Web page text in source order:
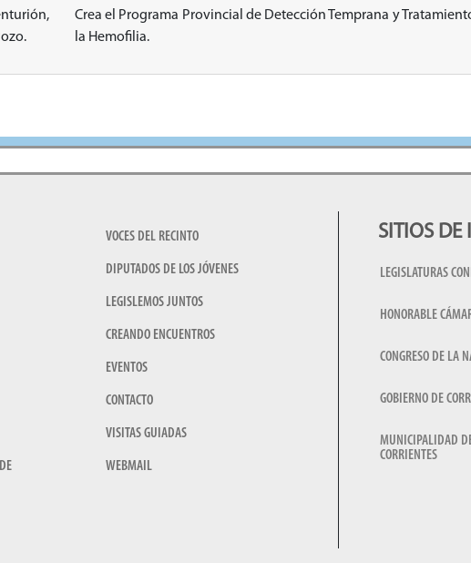
Crea el Programa Provincial de Detección Temprana y
la Hemofilia.
VOCES DEL RECINTO
DIPUTADOS DE LOS JÓVENES
LEGISLEMOS JUNTOS
CREANDO ENCUENTROS
EVENTOS
CONTACTO
VISITAS GUIADAS
WEBMAIL
SITIOS DE
LEGISLATURAS
HONORABLE
CONGRESO DE LA
GOBIERNO DE
MUNICIPALIDAD
CORRIENTES